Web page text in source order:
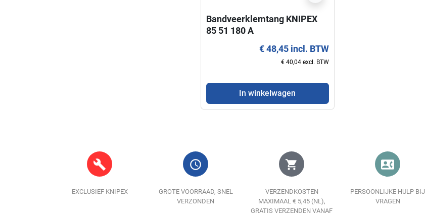
Bandveerklemtang KNIPEX
85 51 180 A
€ 48,45 incl. BTW
€ 40,04 excl. BTW
In winkelwagen
build
EXCLUSIEF KNIPEX
query_builder
GROTE VOORRAAD, SNEL
VERZONDEN
shopping_cart
VERZENDKOSTEN
MAXIMAAL € 5,45 (NL),
GRATIS VERZENDEN VANAF
contact_phone
PERSOONLIJKE HULP BIJ
VRAGEN